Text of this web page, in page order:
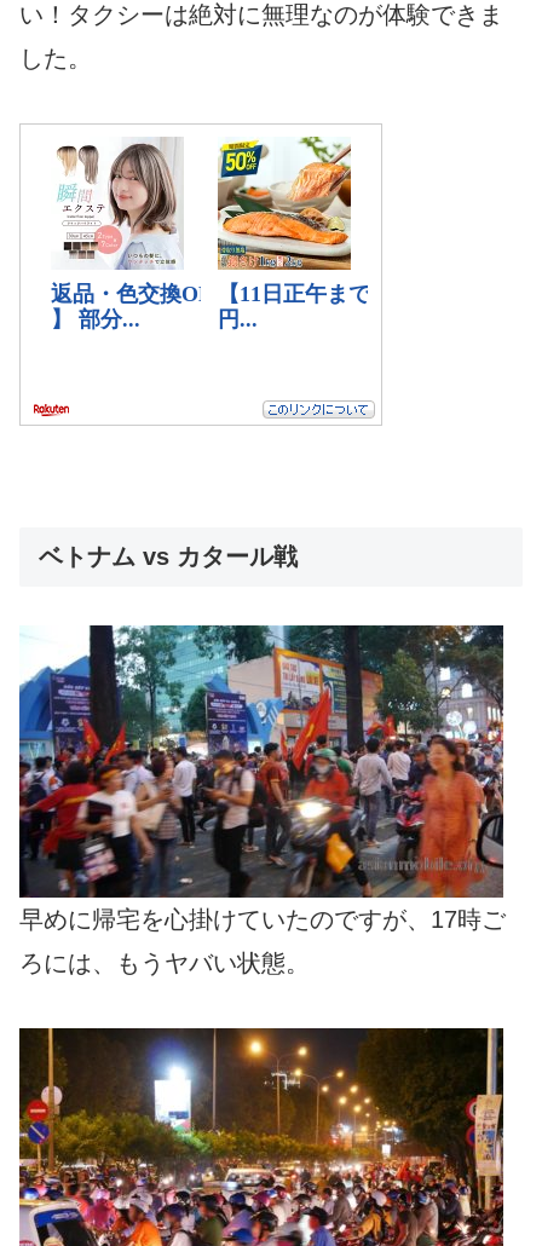
い！タクシーは絶対に無理なのが体験できま
した。
ベトナム vs カタール戦
早めに帰宅を心掛けていたのですが、17時ご
ろには、もうヤバい状態。